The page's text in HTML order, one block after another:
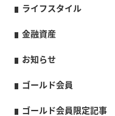
ライフスタイル
金融資産
お知らせ
ゴールド会員
ゴールド会員限定記事